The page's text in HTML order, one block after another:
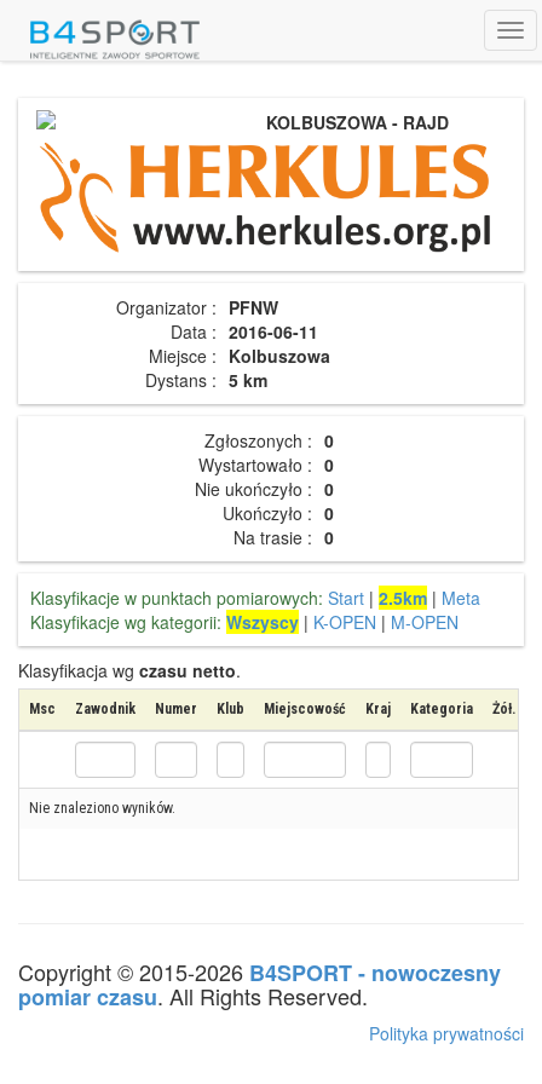
KOLBUSZOWA - RAJD
Organizator : PFNW
Data : 2016-06-11
Miejsce : Kolbuszowa
Dystans : 5 km
Zgłoszonych : 0
Wystartowało : 0
Nie ukończyło : 0
Ukończyło : 0
Na trasie : 0
Klasyfikacje w punktach pomiarowych: Start | 2.5km | Meta
Klasyfikacje wg kategorii: Wszyscy | K-OPEN | M-OPEN
Klasyfikacja wg czasu netto.
Msc Zawodnik Numer Klub Miejscowość Kraj Kategoria Żół.
Nie znaleziono wyników.
Copyright © 2015-2026 B4SPORT - nowoczesny
pomiar czasu. All Rights Reserved.
Polityka prywatności